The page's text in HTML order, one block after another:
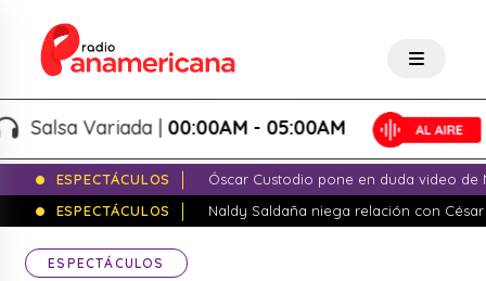
Variada |00:00AM - 05:00AM
ESPECTÁCULOS
Óscar Custodio pone en duda video de
ESPECTÁCULOS
Naldy Saldaña niega relación con
ESPECTÁCULOS